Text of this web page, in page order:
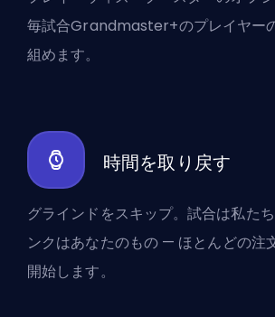
毎試合Grandmaster+のプレイヤー
組めます。
時間を取り戻す
グラインドをスキップ。試合は私た
ンクはあなたのもの — ほとんどの注
開始します。